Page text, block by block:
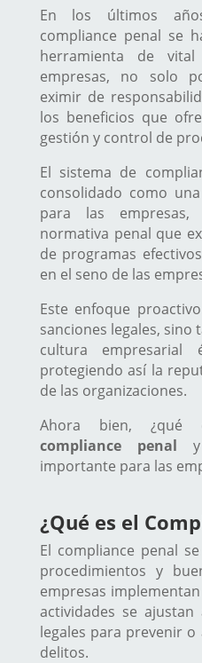
En los últimos
compliance penal se
herramienta de
empresas, no solo
eximir de
los beneficios que
gestión y control de
El sistema de
consolidado como
para las empresas,
normativa penal que
de programas
en el seno de las
Este enfoque
sanciones legales,
cultura empresarial
protegiendo así la
de las organizaciones.
Ahora bien, ¿qué
compliance penal y
importante para las
¿Qué es el
El compliance penal
procedimientos y
empresas
actividades se
legales para prevenir
delitos.